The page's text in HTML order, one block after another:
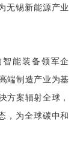
无锡新能源产业
能装备领军企
端制造产业为基
方案辐射全球，
，为全球碳中和